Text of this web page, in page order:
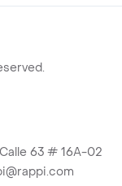
63 # 16A-02